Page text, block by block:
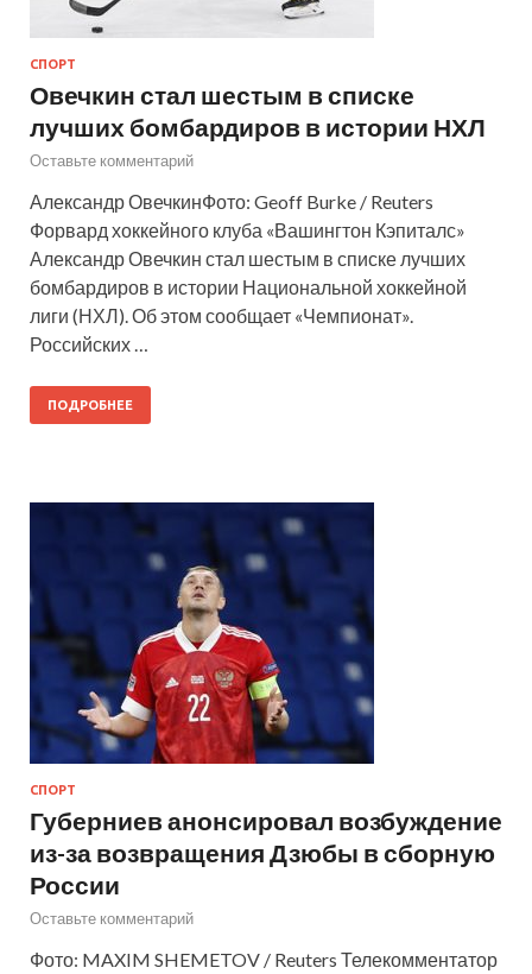
СПОРТ
Овечкин стал шестым в списке
лучших бомбардиров в истории НХЛ
Оставьте комментарий
Александр ОвечкинФото: Geoff Burke / Reuters
Форвард хоккейного клуба «Вашингтон Кэпиталс»
Александр Овечкин стал шестым в списке лучших
бомбардиров в истории Национальной хоккейной
лиги (НХЛ). Об этом сообщает «Чемпионат».
Российских …
ПОДРОБНЕЕ
СПОРТ
Губерниев анонсировал возбуждение
из-за возвращения Дзюбы в сборную
России
Оставьте комментарий
Фото: MAXIM SHEMETOV / Reuters Телекомментатор